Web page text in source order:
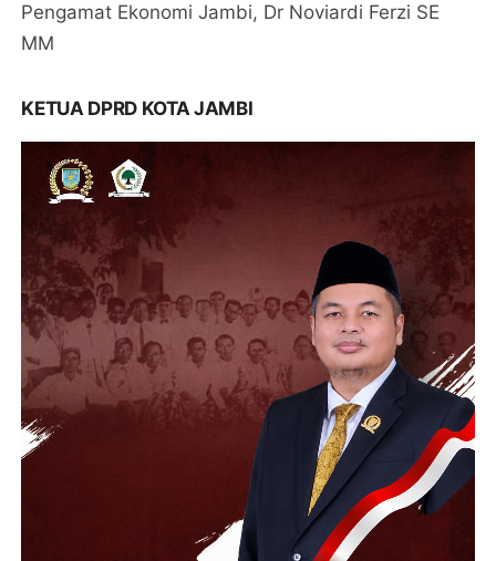
Pengamat Ekonomi Jambi, Dr Noviardi Ferzi SE
MM
KETUA DPRD KOTA JAMBI